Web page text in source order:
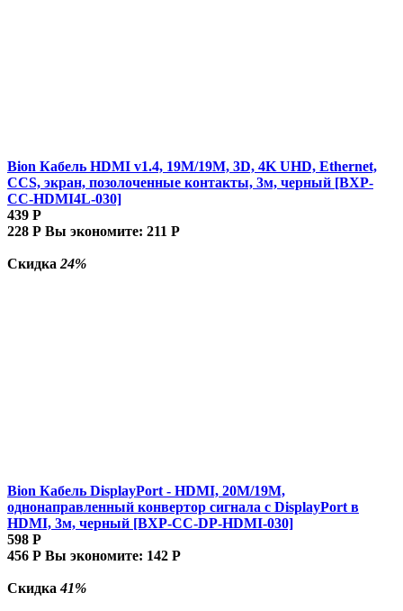
Bion Кабель HDMI v1.4, 19M/19M, 3D, 4K UHD, Ethernet,
CCS, экран, позолоченные контакты, 3м, черный [BXP-
CC-HDMI4L-030]
439 Р
228 Р Вы экономите: 211 Р
Скидка 24%
Bion Кабель DisplayPort - HDMI, 20M/19M,
однонаправленный конвертор сигнала с DisplayPort в
HDMI, 3м, черный [BXP-CC-DP-HDMI-030]
598 Р
456 Р Вы экономите: 142 Р
Скидка41%